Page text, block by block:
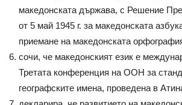
македонската държава, с Решение
от 5 май 1945 г. за македонската
приемане на македонската
сочи, че македонският език е
Третата конференция на ООН за
географските имена, проведена в